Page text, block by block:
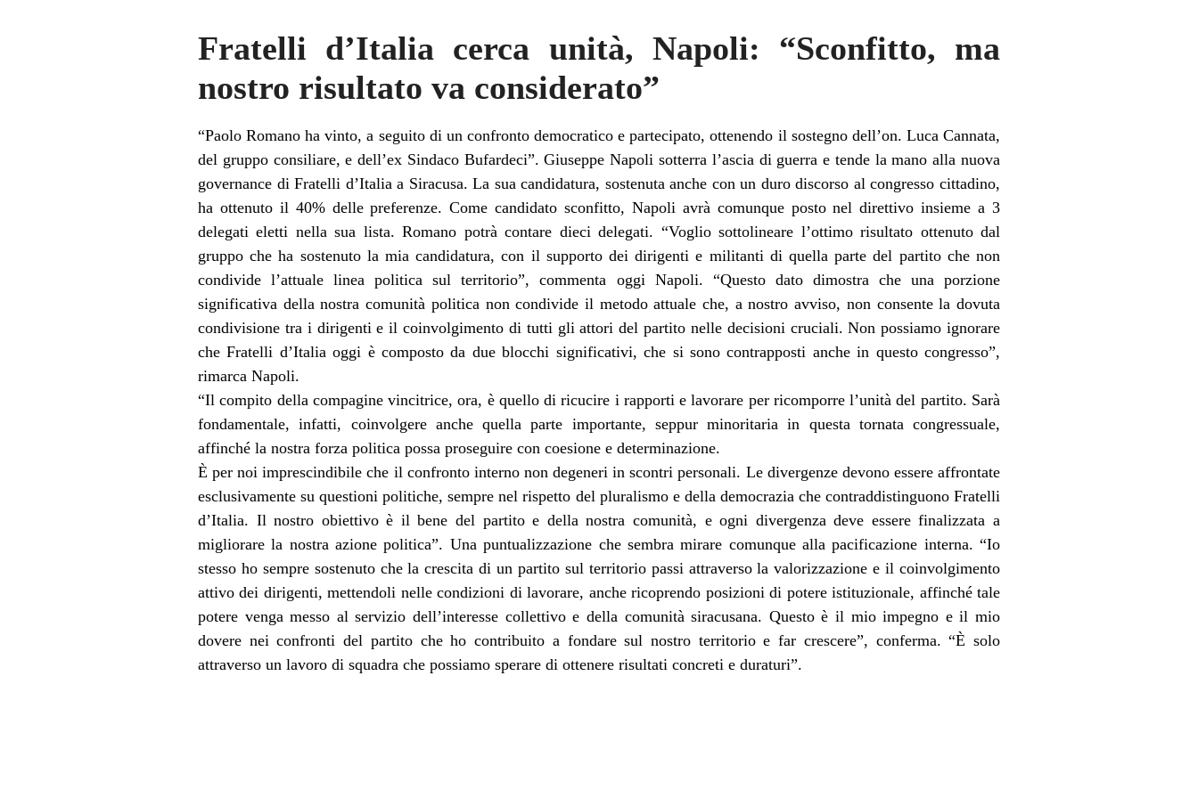
Fratelli d’Italia cerca unità, Napoli: “Sconfitto, ma
nostro risultato va considerato”
“Paolo Romano ha vinto, a seguito di un confronto democratico e partecipato, ottenendo il sostegno dell’on. Luca Cannata,
del gruppo consiliare, e dell’ex Sindaco Bufardeci”. Giuseppe Napoli sotterra l’ascia di guerra e tende la mano alla nuova
governance di Fratelli d’Italia a Siracusa. La sua candidatura, sostenuta anche con un duro discorso al congresso cittadino,
ha ottenuto il 40% delle preferenze. Come candidato sconfitto, Napoli avrà comunque posto nel direttivo insieme a 3
delegati eletti nella sua lista. Romano potrà contare dieci delegati. “Voglio sottolineare l’ottimo risultato ottenuto dal
gruppo che ha sostenuto la mia candidatura, con il supporto dei dirigenti e militanti di quella parte del partito che non
condivide l’attuale linea politica sul territorio”, commenta oggi Napoli. “Questo dato dimostra che una porzione
significativa della nostra comunità politica non condivide il metodo attuale che, a nostro avviso, non consente la dovuta
condivisione tra i dirigenti e il coinvolgimento di tutti gli attori del partito nelle decisioni cruciali. Non possiamo ignorare
che Fratelli d’Italia oggi è composto da due blocchi significativi, che si sono contrapposti anche in questo congresso”,
rimarca Napoli.
“Il compito della compagine vincitrice, ora, è quello di ricucire i rapporti e lavorare per ricomporre l’unità del partito. Sarà
fondamentale, infatti, coinvolgere anche quella parte importante, seppur minoritaria in questa tornata congressuale,
affinché la nostra forza politica possa proseguire con coesione e determinazione.
È per noi imprescindibile che il confronto interno non degeneri in scontri personali. Le divergenze devono essere affrontate
esclusivamente su questioni politiche, sempre nel rispetto del pluralismo e della democrazia che contraddistinguono Fratelli
d’Italia. Il nostro obiettivo è il bene del partito e della nostra comunità, e ogni divergenza deve essere finalizzata a
migliorare la nostra azione politica”. Una puntualizzazione che sembra mirare comunque alla pacificazione interna. “Io
stesso ho sempre sostenuto che la crescita di un partito sul territorio passi attraverso la valorizzazione e il coinvolgimento
attivo dei dirigenti, mettendoli nelle condizioni di lavorare, anche ricoprendo posizioni di potere istituzionale, affinché tale
potere venga messo al servizio dell’interesse collettivo e della comunità siracusana. Questo è il mio impegno e il mio
dovere nei confronti del partito che ho contribuito a fondare sul nostro territorio e far crescere”, conferma. “È solo
attraverso un lavoro di squadra che possiamo sperare di ottenere risultati concreti e duraturi”.